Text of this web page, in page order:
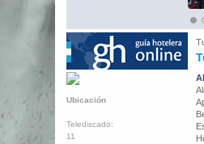
Ubicación
Telediscado:
11